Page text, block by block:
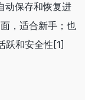
动保存和恢复进
，适合新手；也
跃和安全性[1]